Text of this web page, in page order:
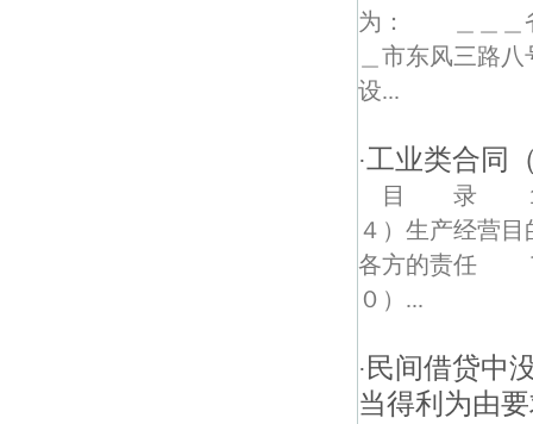
为： ＿＿＿省
＿市东风三
设...
·工业类合同
目 录 １
４）生产经营
各方的责任
０）...
· 民间借贷中
当得利为由